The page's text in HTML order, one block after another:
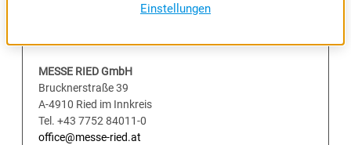
MESSE RIED GmbH
Brucknerstraße 39
A-4910 Ried im Innkreis
Tel. +43 7752 84011-0
office@messe-ried.at
Einstellungen